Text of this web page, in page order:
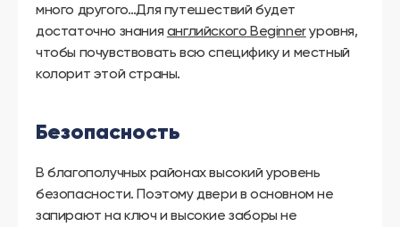
много другого…Для путешествий будет
достаточно знания английского Beginnerуровня,
чтобы почувствовать всю специфику и местный
колорит этой страны.
Безопасность
В благополучных районах высокий уровень
безопасности. Поэтому двери в основном не
запирают на ключ и высокие заборы не